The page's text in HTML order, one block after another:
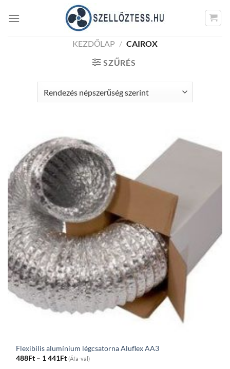
KEZDŐLAP / CAIROX
SZŰRÉS
Flexibilis alumínium légcsatorna Aluflex AA3
488Ft – 1 441FtPrice
range:
(Áfa-val)